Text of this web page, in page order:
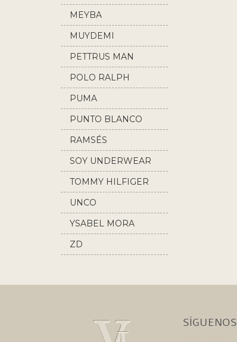
MEYBA
MUYDEMI
PETTRUS MAN
POLO RALPH
LAUREN
PUMA
PUNTO BLANCO
RAMSÉS
SOY UNDERWEAR
TOMMY HILFIGER
UNCO
YSABEL MORA
ZD
SÍGUENOS